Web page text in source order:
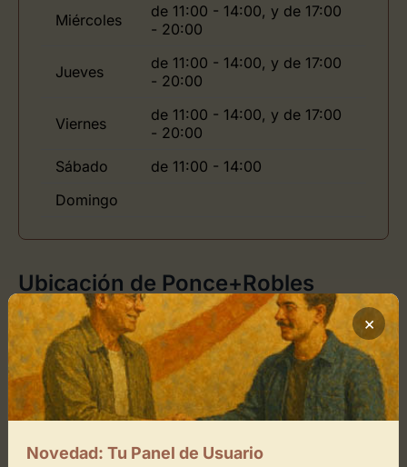
Miércoles
de 11:00 - 14:00, y de 17:00
- 20:00
Jueves
de 11:00 - 14:00, y de 17:00
- 20:00
Viernes
de 11:00 - 14:00, y de 17:00
- 20:00
Sábado
de 11:00 - 14:00
Domingo
Ubicación de Ponce+Robles
Cómo llegar
×
+
−
×
Novedad: Tu Panel de Usuario